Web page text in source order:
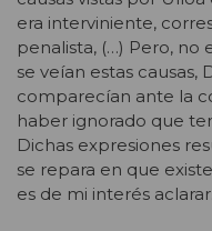
era interviniente,
penalista, (…) Pero, no
se veían estas causas,
comparecían ante la
haber ignorado que
Dichas expresiones
se repara en que
es de mi interés aclarar.